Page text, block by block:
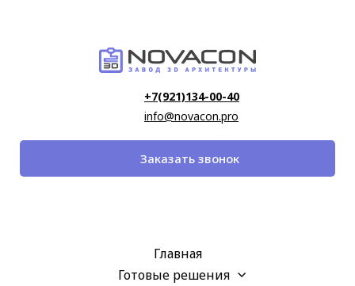
+7(921)134-00-40
info@novacon.pro
Заказать звонок
Главная
Готовые решения